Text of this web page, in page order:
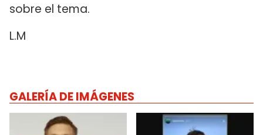
sobre el tema.
L.M
GALERÍA DE IMÁGENES